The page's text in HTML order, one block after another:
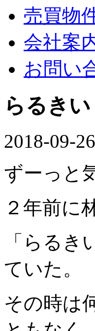
売買物
会社案
お問い
らるきい
2018-09-26
ずーっと
２年前に
「らる
ていた。
その時は